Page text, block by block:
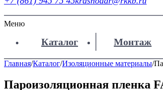
Меню
Каталог Монтаж
Главная/Каталог/Изоляционные материалы/
Пароизоляционная пленка